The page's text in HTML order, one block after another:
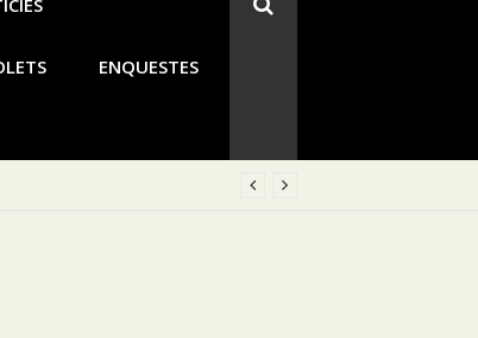
ENQUESTES
Seta del Cura, San Juanes)